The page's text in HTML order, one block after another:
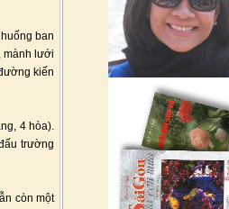
ban
mành lưới
kiến
4 hòa).
trường
còn một